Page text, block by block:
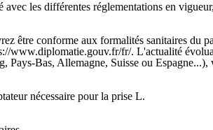
avec les différentes réglementations en
être conforme aux formalités sanitaires du
www.diplomatie.gouv.fr/fr/. L'actualité
Bas, Allemagne, Suisse ou
nécessaire pour la prise L.